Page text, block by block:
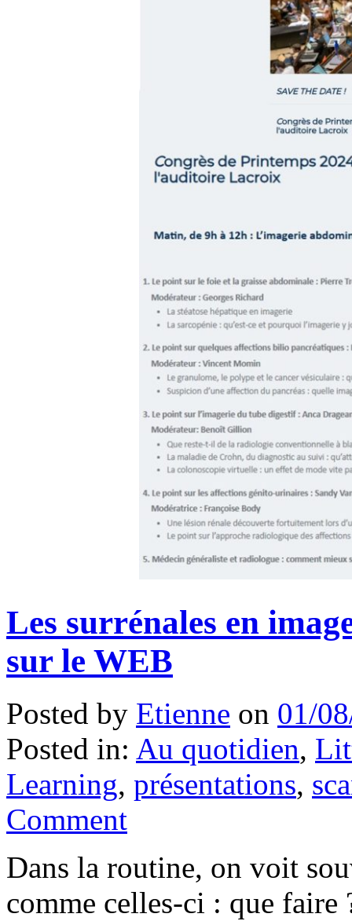
Les surrénales en
sur le WEB
Posted by Etienne on 01/
Posted in: Au quotidien,
Learning, présentations,
Comment
Dans la routine, on voit
comme celles-ci : que faire